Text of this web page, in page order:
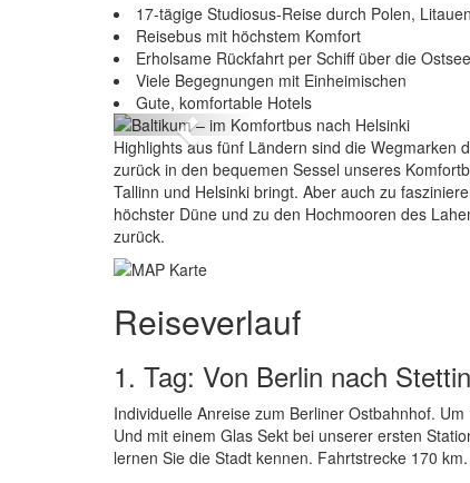
17-tägige Studiosus-Reise durch Polen,
Reisebus mit höchstem Komfort
Erholsame Rückfahrt per Schiff über die
Viele Begegnungen mit Einheimischen
Gute, komfortable Hotels
Previous
Highlights aus fünf Ländern sind die Wegmarken
zurück in den bequemen Sessel unseres
Tallinn und Helsinki bringt. Aber auch zu
höchster Düne und zu den Hochmooren des
zurück.
Reiseverlauf
1. Tag: Von Berlin nach Stettin
Individuelle Anreise zum Berliner Ostbahnhof.
Und mit einem Glas Sekt bei unserer ersten
lernen Sie die Stadt kennen. Fahrtstrecke 170 km.